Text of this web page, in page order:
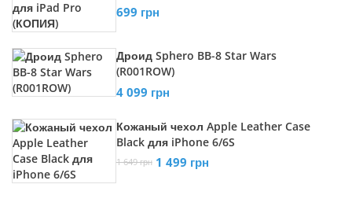
699 грн
Дроид Sphero BB-8 Star Wars
(R001ROW)
4 099 грн
Кожаный чехол Apple Leather Case
Black для iPhone 6/6S
1 649 грн 1 499 грн